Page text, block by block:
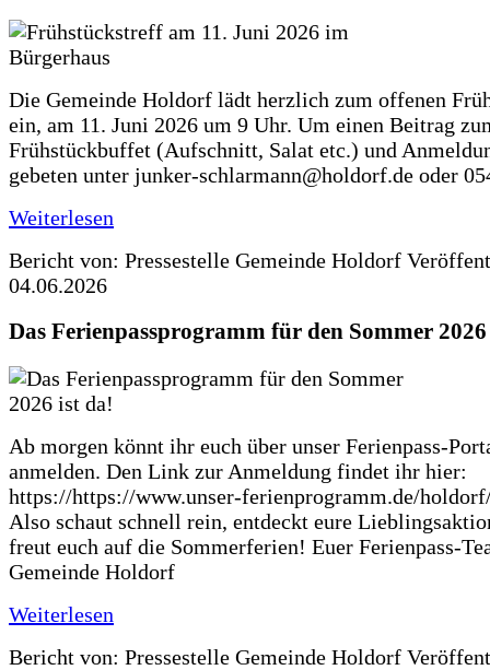
Die Gemeinde Holdorf lädt herzlich zum offenen
ein, am 11. Juni 2026 um 9 Uhr. Um einen Beitrag
Frühstückbuffet (Aufschnitt, Salat etc.) und
gebeten unter junker-schlarmann@holdorf.de oder
Weiterlesen
Bericht von: Pressestelle Gemeinde Holdorf
04.06.2026
Das Ferienpassprogramm für den Sommer
Ab morgen könnt ihr euch über unser Ferienpass-
anmelden. Den Link zur Anmeldung findet ihr hier:
https://https://www.unser-ferienprogramm.de/
Also schaut schnell rein, entdeckt eure
freut euch auf die Sommerferien! Euer Ferienpass-
Gemeinde Holdorf
Weiterlesen
Bericht von: Pressestelle Gemeinde Holdorf